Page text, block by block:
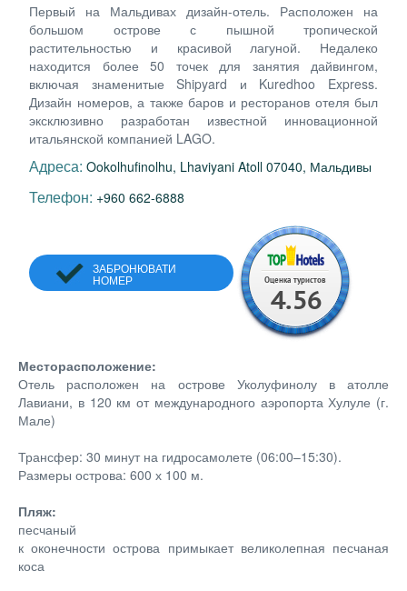
Первый на Мальдивах дизайн-отель. Расположен на
большом острове с пышной тропической
растительностью и красивой лагуной. Недалеко
находится более 50 точек для занятия дайвингом,
включая знаменитые Shipyard и Kuredhoo Express.
Дизайн номеров, а также баров и ресторанов отеля был
эксклюзивно разработан известной инновационной
итальянской компанией LAGO.
Адреса: Ookolhufinolhu, Lhaviyani Atoll 07040, Мальдивы
Телефон: +960 662-6888
ЗАБРОНЮВАТИ
НОМЕР
Месторасположение:
Отель расположен на острове Уколуфинолу в атолле
Лавиани, в 120 км от международного аэропорта Хулуле (г.
Мале)
Трансфер: 30 минут на гидросамолете (06:00–15:30).
Размеры острова: 600 х 100 м.
Пляж:
песчаный
к оконечности острова примыкает великолепная песчаная
коса